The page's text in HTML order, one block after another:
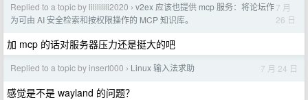
Replied to a topic by lilililili2020 › v2ex 应该也提供 mcp 服务：将论坛作
为可由 AI 安全检索和按权限操作的 MCP 知识库。
7 月
26 日
加 mcp 的话对服务器压力还是挺大的吧
Replied to a topic by insert000 › Linux 输入法求助 7 月 24 日
感觉是不是 wayland 的问题？